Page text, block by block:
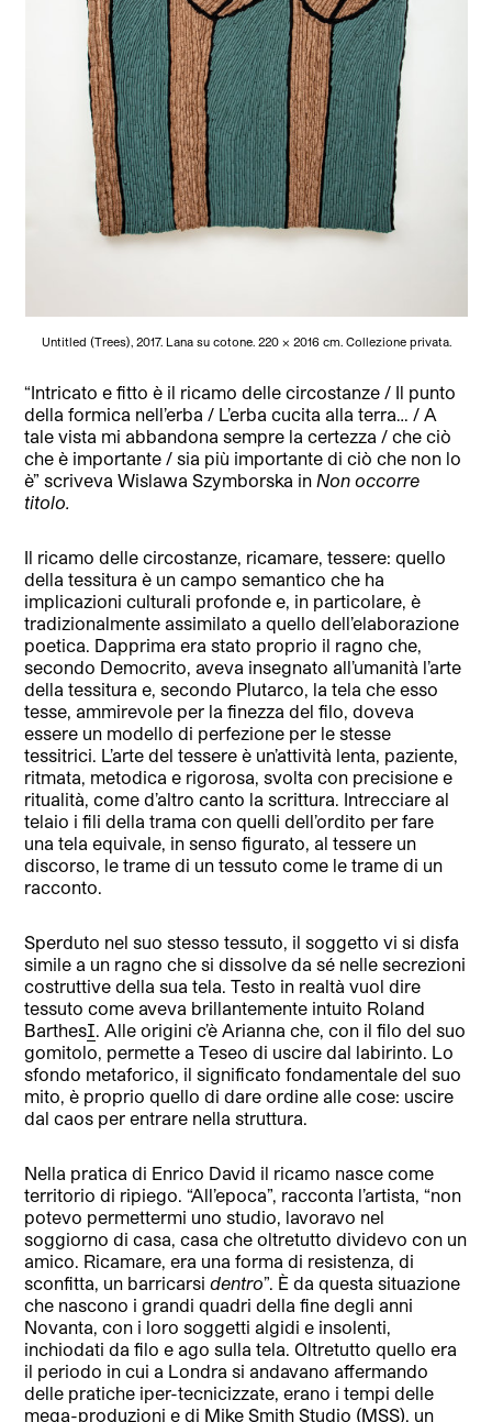
Untitled (Trees), 2017. Lana su cotone. 220 × 2016 cm. Collezione privata.
“Intricato e fitto è il ricamo delle circostanze / Il punto
della formica nell’erba / L’erba cucita alla terra… / A
tale vista mi abbandona sempre la certezza / che ciò
che è importante / sia più importante di ciò che non lo
è” scriveva Wislawa Szymborska inNon occorre
titolo.
Il ricamo delle circostanze, ricamare, tessere: quello
della tessitura è un campo semantico che ha
implicazioni culturali profonde e, in particolare, è
tradizionalmente assimilato a quello dell’elaborazione
poetica. Dapprima era stato proprio il ragno che,
secondo Democrito, aveva insegnato all’umanità l’arte
della tessitura e, secondo Plutarco, la tela che esso
tesse, ammirevole per la finezza del filo, doveva
essere un modello di perfezione per le stesse
tessitrici. L’arte del tessere è un’attività lenta, paziente,
ritmata, metodica e rigorosa, svolta con precisione e
ritualità, come d’altro canto la scrittura. Intrecciare al
telaio i fili della trama con quelli dell’ordito per fare
una tela equivale, in senso figurato, al tessere un
discorso, le trame di un tessuto come le trame di un
racconto.
Sperduto nel suo stesso tessuto, il soggetto vi si disfa
simile a un ragno che si dissolve da sé nelle secrezioni
costruttive della sua tela. Testo in realtà vuol dire
tessuto come aveva brillantemente intuito Roland
Barthes[1]. Alle origini c’è Arianna che, con il filo del suo
gomitolo, permette a Teseo di uscire dal labirinto. Lo
sfondo metaforico, il significato fondamentale del suo
mito, è proprio quello di dare ordine alle cose: uscire
dal caos per entrare nella struttura.
Nella pratica di Enrico David il ricamo nasce come
territorio di ripiego. “All’epoca”, racconta l’artista, “non
potevo permettermi uno studio, lavoravo nel
soggiorno di casa, casa che oltretutto dividevo con un
amico. Ricamare, era una forma di resistenza, di
sconfitta, un barricarsidentro”. È da questa situazione
che nascono i grandi quadri della fine degli anni
Novanta, con i loro soggetti algidi e insolenti,
inchiodati da filo e ago sulla tela. Oltretutto quello era
il periodo in cui a Londra si andavano affermando
delle pratiche iper-tecnicizzate, erano i tempi delle
mega-produzioni e di Mike Smith Studio (MSS), un